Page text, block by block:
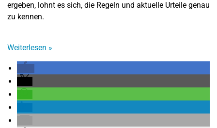
ergeben, lohnt es sich, die Regeln und aktuelle Urteile genau
zu kennen.
Weiterlesen »